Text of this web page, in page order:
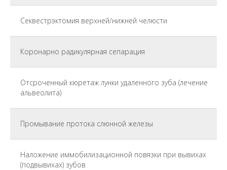
Секвестрэктомия верхней/нижней челюсти
Коронарно радикулярная сепарация
Отсроченный кюретаж лунки удаленного зуба (лечение
альвеолита)
Промывание протока слюнной железы
Наложение иммобилизационной повязки при вывихах
(подвывихах) зубов